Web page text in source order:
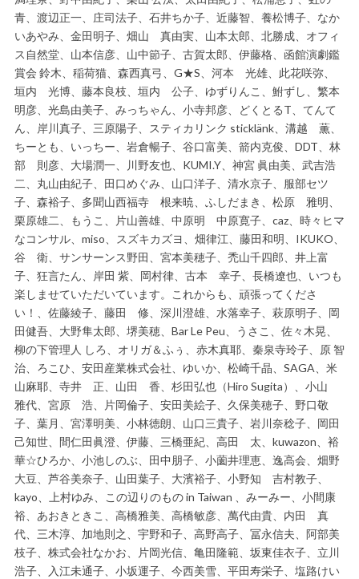
青、渡辺正一、庄司法子、石井ちか子、近藤智、養松博子、なか
いあやみ、金田明子、畑山 真由実、山本太郎、北勝成、オフィ
ス自然堂、山本信彦、山中節子、古賀太郎、伊藤格、函館演劇鑑
賞会 鈴木、稲荷猫、森西真弓、G★S、河本 光雄、此花咲弥、
垣内 光博、藤本良枝、垣内 公子、ゆずりんこ、鮒ずし、繁本
明彦、光島由美子、みっちゃん、小寺邦彦、どくとるT、てんて
ん、岸川真子、三原陽子、スティカリンク sticklänk、溝越 薫、
ちーとも、いっちー、岩倉暢子、谷口富美、箭内克俊、DDT、林
部 則彦、大場潤一、川野友也、KUMI.Y、神宮 眞由美、武吉浩
二、丸山由紀子、田口めぐみ、山口洋子、清水京子、服部セツ
子、森裕子、多聞山西福寺 根来暁、ふしだまき、松原 雅明、
栗原雄二、もうこ、片山善雄、中原明 中原寛子、caz、時々ヒマ
なコンサル、miso、スズキカズヨ、畑律江、藤田和明、IKUKO、
谷 衛、サンサーンス野田、宮本美穂子、禿山千四郎、井上富
子、狂言たん、岸田 紫、岡村律、古本 幸子、長橋遼也、いつも
楽しませていただいています。これからも、頑張ってくださ
い！、佐藤綾子、藤田 修、深川澄雄、水落幸子、萩原明子、岡
田健吾、大野隼太郎、堺美穂、Bar Le Peu、うさこ、佐々木晃、
柳の下管理人 しろ、オリガ＆ふぅ、赤木真耶、秦泉寺玲子、原 智
治、ろこひ、安田産業株式会社、ゆいか、松崎千晶、SAGA、米
山麻耶、寺井 正、山田 香、杉田弘也（Hiro Sugita）、小山
雅代、宮原 浩、片岡倫子、安田美絵子、久保美穂子、野口敬
子、葉月、宮澤明美、小林徳朗、山口三貴子、岩川奈稔子、岡田
己知世、間仁田眞澄、伊藤、三橋亜紀、高田 太、kuwazon、裕
華☆ひろか、小池しのぶ、田中朋子、小薗井理恵、逸高会、畑野
大豆、芦谷美奈子、山田葉子、大濱裕子、小野知 吉村教子、
kayo、上村ゆみ、この辺りのもの in Taiwan 、みーみー、小間康
裕、あおきときこ、高橋雅美、高橋敏彦、萬代由貴、内田 真
代、三木淳、加地則之、宇野和子、高野高子、冨永信夫、阿部美
枝子、株式会社なかお、片岡光信、亀田隆範、坂東佳衣子、立川
浩子、入江未通子、小坂運子、今西美雪、平田寿栄子、塩路けい